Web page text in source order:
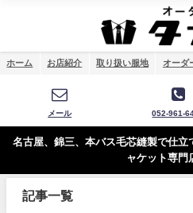
ホーム お店紹介 取り扱い服地 オーダ
メール 052-961-
名古屋、錦三、本バス毛芯縫製で仕
ャケット専門
記事一覧